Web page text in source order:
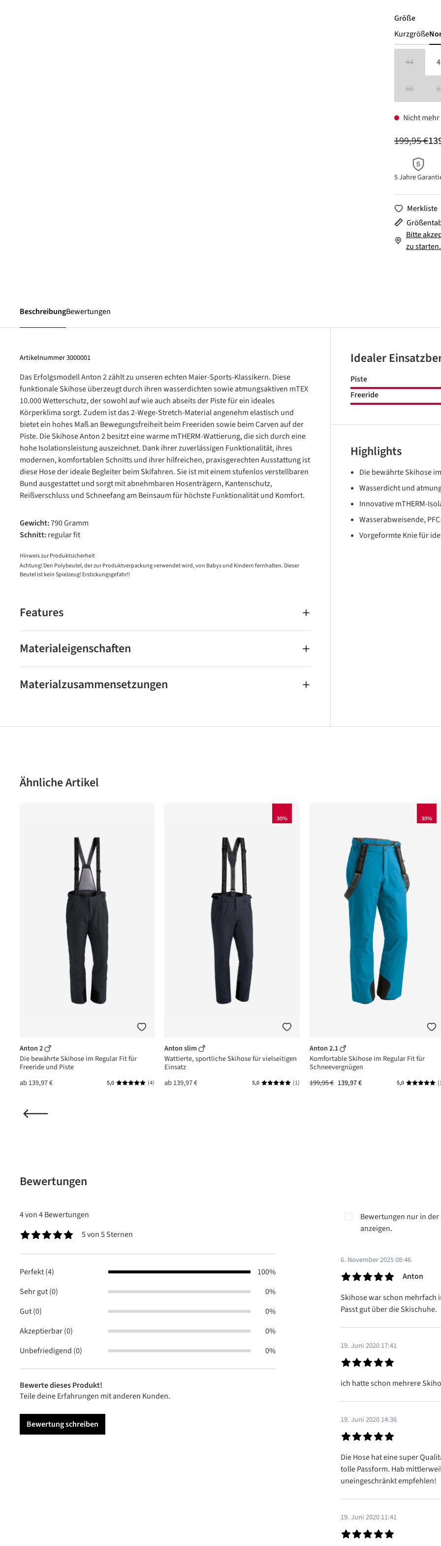
Größe
Kurzgröße
44
60
Nicht
199,95 €
5 Jahre
Merkliste
Bitte
zu starten.
BeschreibungBewertungen
Artikelnummer3000001
Das Erfolgsmodell Anton 2 zählt zu unseren echten Maier-Sports-Klassikern. Diese
funktionale Skihose überzeugt durch ihren wasserdichten sowie atmungsaktiven mTEX
10.000 Wetterschutz, der sowohl auf wie auch abseits der Piste für ein ideales
Körperklima sorgt. Zudem ist das 2-Wege-Stretch-Material angenehm elastisch und
bietet ein hohes Maß an Bewegungsfreiheit beim Freeriden sowie beim Carven auf der
Piste. Die Skihose Anton 2 besitzt eine warme mTHERM-Wattierung, die sich durch eine
hohe Isolationsleistung auszeichnet. Dank ihrer zuverlässigen Funktionalität, ihres
modernen, komfortablen Schnitts und ihrer hilfreichen, praxisgerechten Ausstattung ist
diese Hose der ideale Begleiter beim Skifahren. Sie ist mit einem stufenlos verstellbaren
Bund ausgestattet und sorgt mit abnehmbaren Hosenträgern, Kantenschutz,
Reißverschluss und Schneefang am Beinsaum für höchste Funktionalität und Komfort.
Gewicht:790 Gramm
Schnitt:regular fit
Hinweis zur Produktsicherheit
Achtung! Den Polybeutel, der zur Produktverpackung verwendet wird, von Babys und Kindern fernhalten. Dieser
Beutel ist kein Spielzeug! Erstickungsgefahr!!
Features
Materialeigenschaften
Materialzusammensetzungen
Idealer
Piste
Freeride
Highlights
Die bewährte Skihose
Wasserdicht und
Innovative mTHERM-
Wasserabweisende,
Vorgeformte Knie für
Produktgalerie überspringen
Ähnliche Artikel
Bewertung von 5 von 5 Sternen
Anton 2
Die bewährte Skihose im Regular Fit für
Freeride und Piste
ab139,97 € 5,0 Durchschnittliche Bewertung von 5 von 5 Sternen
(4)
30%
Anton slim
Wattierte, sportliche Skihose für vielseitigen
Einsatz
ab139,97 € 5,0 Durchschnittliche Bewertung von 5 von 5 Sternen
(1)
30%
Anton 2.1
Komfortable Skihose im Regular Fit für
Schneevergnügen
199,95 € 139,97 € 5,0
Bewertungen
4 von 4 Bewertungen
5 von 5 Sternen
Perfekt (4)
100%
Sehr gut (0)
0%
Gut (0)
0%
Akzeptierbar (0)
0%
Unbefriedigend (0)
0%
Bewerte dieses Produkt!
Teile deine Erfahrungen mit anderen Kunden.
Bewertung schreiben
Bewertungen nur in
anzeigen.
6. November 2025 08:46
Anton
Skihose war schon mehrfach
Passt gut über die Skischuhe.
19. Juni 2020 17:41
ich hatte schon mehrere
19. Juni 2020 14:36
Die Hose hat eine super
tolle Passform. Hab
uneingeschränkt empfehlen!
19. Juni 2020 11:41